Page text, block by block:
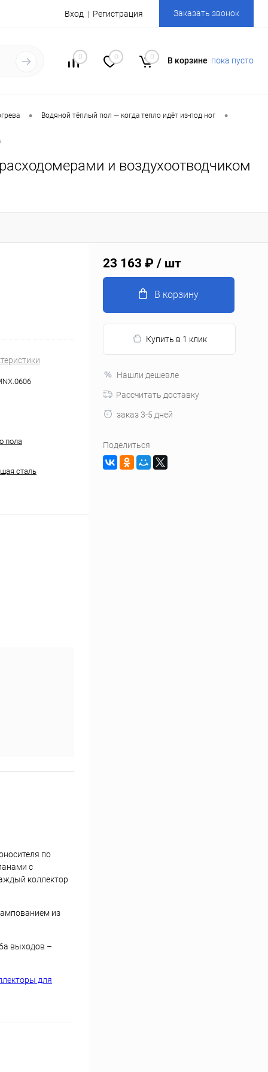
Вход Регистрация Заказать звонок
0 0 0 В корзине пока пусто
• Водяной тёплый пол — когда тепло идёт из-под ног •
и воздухоотводчиком
пола
сталь
по
с
коллектор
из
выходов –
для
23 163 ₽ / шт
В корзину
Купить в 1 клик
Нашли дешевле
Рассчитать доставку
заказ 3-5 дней
Поделиться